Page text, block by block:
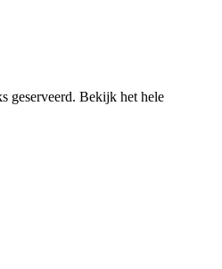
geserveerd. Bekijk het hele